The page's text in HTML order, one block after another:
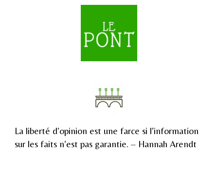
La liberté d’opinion est une farce si l’information
sur les faits n’est pas garantie. – Hannah Arendt